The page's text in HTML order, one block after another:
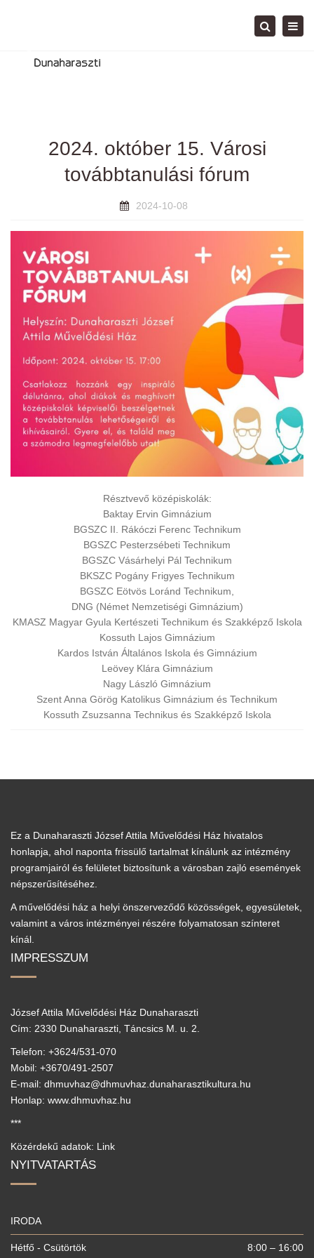
Search
2024. október 15. Városi
továbbtanulási fórum
2024-10-08
Résztvevő középiskolák:
Baktay Ervin Gimnázium
BGSZC II. Rákóczi Ferenc Technikum
BGSZC Pesterzsébeti Technikum
BGSZC Vásárhelyi Pál Technikum
BKSZC Pogány Frigyes Technikum
BGSZC Eötvös Loránd Technikum,
DNG (Német Nemzetiségi Gimnázium)
KMASZ Magyar Gyula Kertészeti Technikum és Szakképző Iskola
Kossuth Lajos Gimnázium
Kardos István Általános Iskola és Gimnázium
Leövey Klára Gimnázium
Nagy László Gimnázium
Szent Anna Görög Katolikus Gimnázium és Technikum
Kossuth Zsuzsanna Technikus és Szakképző Iskola
Ez a Dunaharaszti József Attila Művelődési Ház hivatalos
honlapja, ahol naponta frissülő tartalmat kínálunk az intézmény
programjairól és felületet biztosítunk a városban zajló események
népszerűsítéséhez.
A művelődési ház a helyi önszerveződő közösségek, egyesületek,
valamint a város intézményei részére folyamatosan színteret
kínál.
IMPRESSZUM
József Attila Művelődési Ház Dunaharaszti
Cím: 2330 Dunaharaszti, Táncsics M. u. 2.
Telefon: +3624/531-070
Mobil: +3670/491-2507
E-mail: dhmuvhaz@dhmuvhaz.dunaharasztikultura.hu
Honlap: www.dhmuvhaz.hu
***
Közérdekű adatok: Link
NYITVATARTÁS
IRODA
Hétfő - Csütörtök 8:00 – 16:00